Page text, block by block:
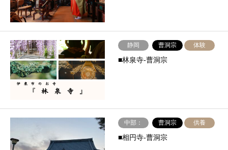
静岡 曹洞宗 体験
■林泉寺-曹洞宗
中部： 曹洞宗 供養
■相円寺-曹洞宗